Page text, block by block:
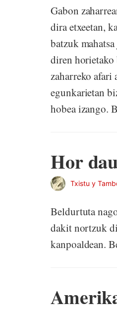
Gabon
dira etxeetan,
batzuk
diren
zaharreko afari
egunkarietan
hobea izango.
Hor
Txistu y
Beldurtuta
dakit nortzuk
kanpoaldean.